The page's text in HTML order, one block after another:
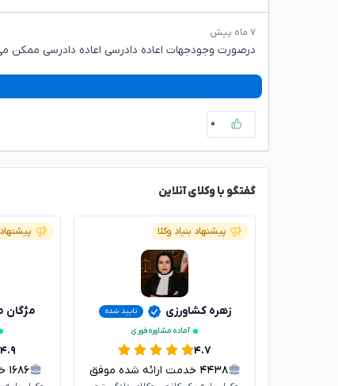
۷ ماه پیش
درصورت وجودجهات اعاده دادرسی اعاده دادرسی ممکن
۰
گفتگو با وکلای آنلاین
پیشنهاد بنیاد وکلا
زهره کشاورزی
تایید شده
آماده مشاوره فوری
۴.۷
۴۴۳۸ خدمت ارائه شده موفق
پیشنهاد
مژگان
۴.۹
۱۶۸۶